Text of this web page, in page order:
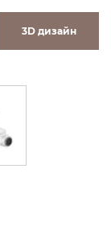
3D дизайн